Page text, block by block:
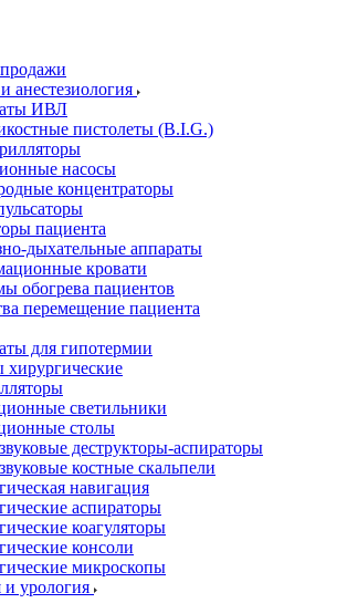
анестезиология
ИВЛ
пистолеты (B.I.G.)
насосы
концентраторы
пациента
дыхательные аппараты
кровати
обогрева пациентов
перемещение пациента
для гипотермии
хирургические
светильники
столы
деструкторы-аспираторы
костные скальпели
навигация
аспираторы
коагуляторы
консоли
микроскопы
и урология